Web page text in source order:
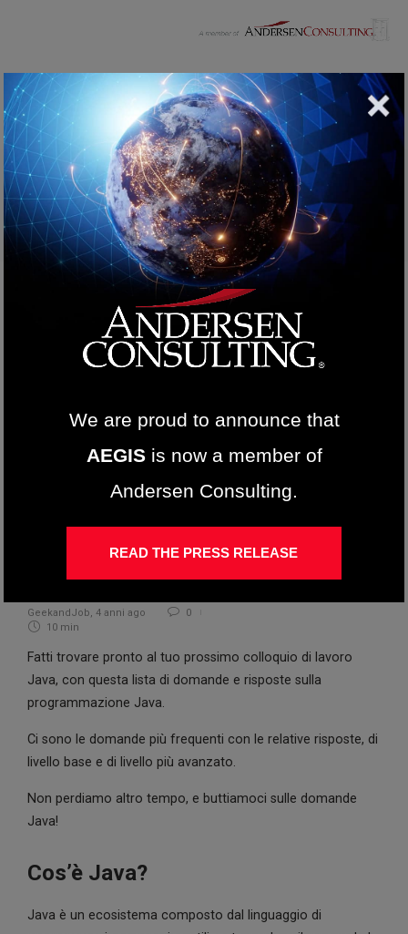
Blog Post
Home Ricerca lavoro
Domande e Risposte per il Colloquio di
Lavoro Java (2025)
Ricerca lavoro
Domande e Risposte per il
Colloquio di Lavoro Java (2025)
GeekandJob, 4 anni ago
0
10 min
Fatti trovare pronto al tuo prossimo colloquio di lavoro
Java, con questa lista di domande e risposte sulla
programmazione Java.
Ci sono le domande più frequenti con le relative risposte, di
livello base e di livello più avanzato.
Non perdiamo altro tempo, e buttiamoci sulle domande
Java!
Cos’è Java?
Java è un ecosistema composto dal linguaggio di
We are proud to announce that
AEGISis now a member of
Andersen Consulting.
READ THE PRESS RELEASE